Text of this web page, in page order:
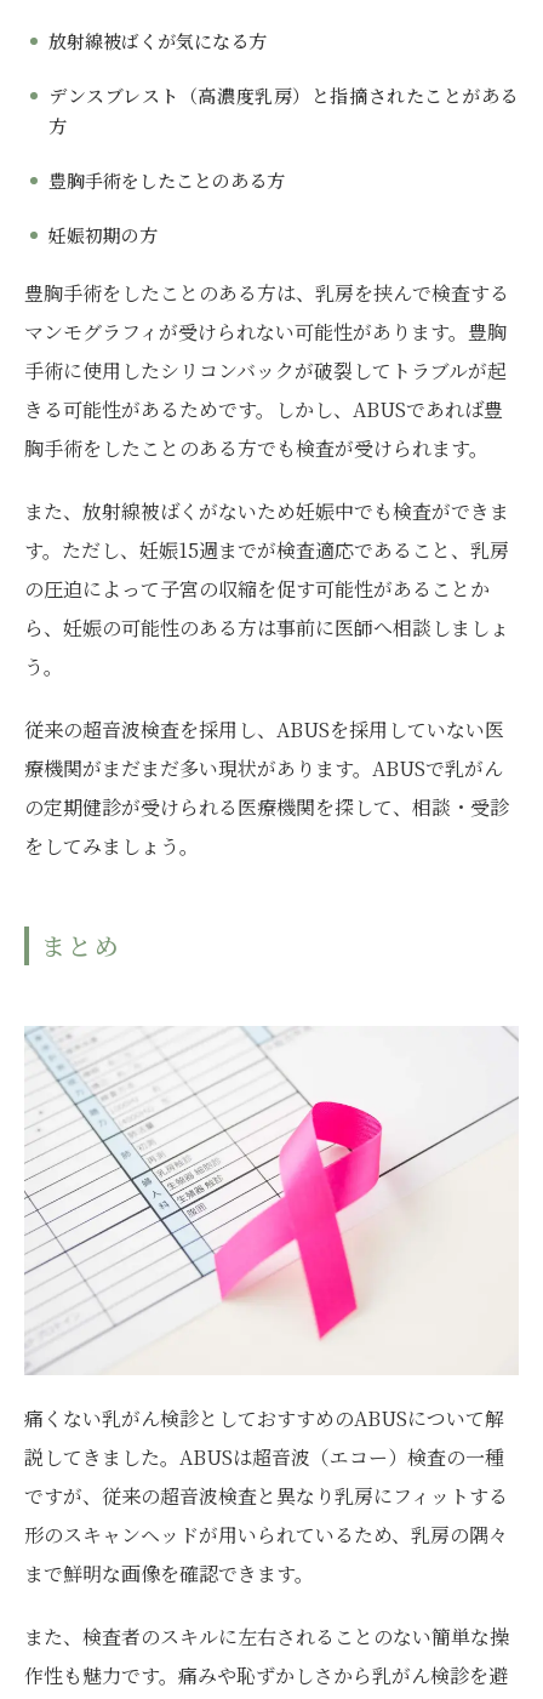
放射線被ばくが気になる方
デンスブレスト（高濃度乳房）と指摘されたことがある
方
豊胸手術をしたことのある方
妊娠初期の方
豊胸手術をしたことのある方は、乳房を挟んで検査する
マンモグラフィが受けられない可能性があります。豊胸
手術に使用したシリコンバックが破裂してトラブルが起
きる可能性があるためです。しかし、ABUSであれば豊
胸手術をしたことのある方でも検査が受けられます。
また、放射線被ばくがないため妊娠中でも検査ができま
す。ただし、妊娠15週までが検査適応であること、乳房
の圧迫によって子宮の収縮を促す可能性があることか
ら、妊娠の可能性のある方は事前に医師へ相談しましょ
う。
従来の超音波検査を採用し、ABUSを採用していない医
療機関がまだまだ多い現状があります。ABUSで乳がん
の定期健診が受けられる医療機関を探して、相談・受診
をしてみましょう。
まとめ
痛くない乳がん検診としておすすめのABUSについて解
説してきました。ABUSは超音波（エコー）検査の一種
ですが、従来の超音波検査と異なり乳房にフィットする
形のスキャンヘッドが用いられているため、乳房の隅々
まで鮮明な画像を確認できます。
また、検査者のスキルに左右されることのない簡単な操
作性も魅力です。痛みや恥ずかしさから乳がん検診を避